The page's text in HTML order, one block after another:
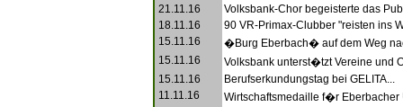
21.11.16
Volksbank-Chor begeisterte das
18.11.16
90 VR-Primax-Clubber "reisten ins
15.11.16
�Burg Eberbach� auf dem Weg
15.11.16
Volksbank unterst�tzt Vereine und
15.11.16
Berufserkundungstag bei GELITA...
11.11.16
Wirtschaftsmedaille f�r Eberbacher